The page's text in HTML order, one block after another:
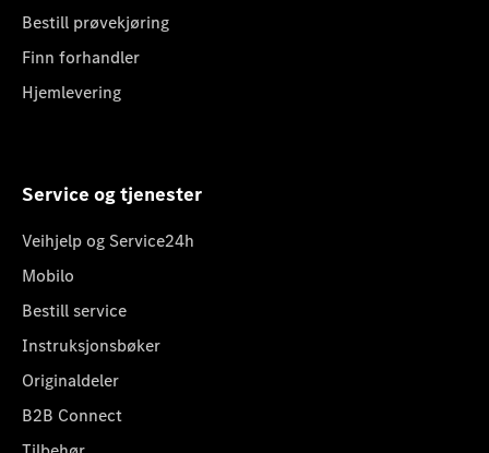
Bestill prøvekjøring
Finn forhandler
Hjemlevering
Service og tjenester
Veihjelp og Service24h
Mobilo
Bestill service
Instruksjonsbøker
Originaldeler
B2B Connect